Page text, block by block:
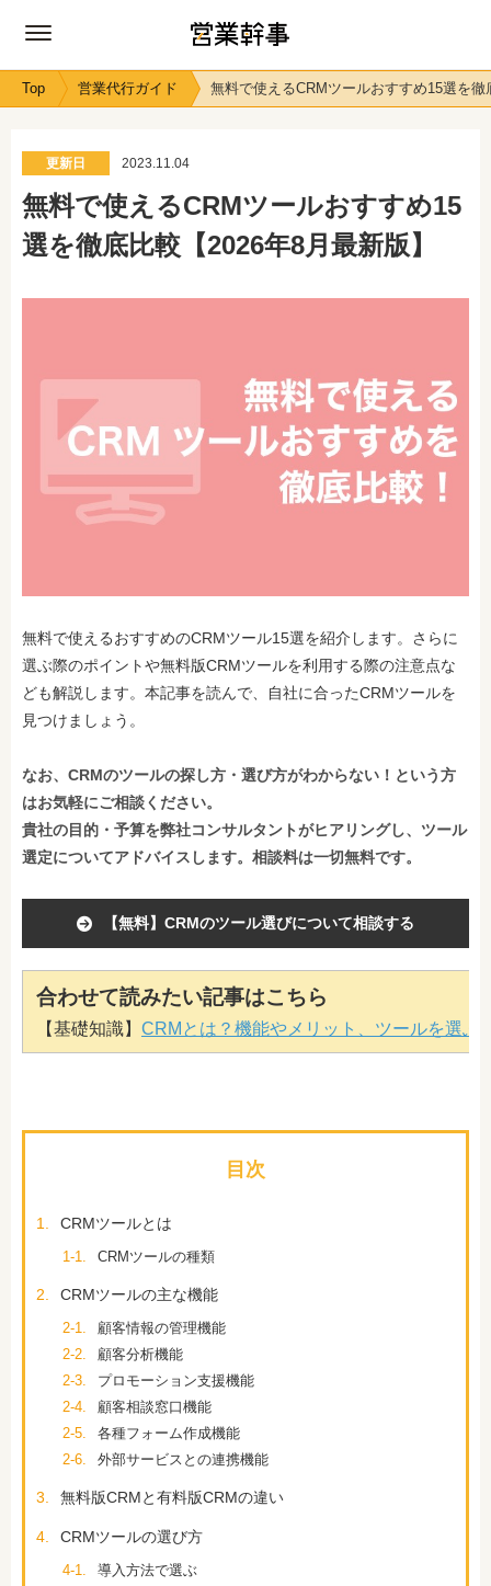
Top 営業代行ガイド 無料で使えるCRMツールおすすめ15選を
更新日 2023.11.04
無料で使えるCRMツールおすすめ15
選を徹底比較【2026年8月最新版】
無料で使えるおすすめのCRMツール15選を紹介します。さらに
選ぶ際のポイントや無料版CRMツールを利用する際の注意点な
ども解説します。本記事を読んで、自社に合ったCRMツールを
見つけましょう。
なお、CRMのツールの探し方・選び方がわからない！という方
はお気軽にご相談ください。
貴社の目的・予算を弊社コンサルタントがヒアリングし、ツール
選定についてアドバイスします。相談料は一切無料です。
【無料】CRMのツール選びについて相談する
合わせて読みたい記事はこちら
【基礎知識】 CRMとは？機能やメリット、ツールを選ぶ
目次
1. CRMツールとは
1-1. CRMツールの種類
2. CRMツールの主な機能
2-1.
顧客情報の管理機能
2-2.
顧客分析機能
2-3.
プロモーション支援機能
2-4.
顧客相談窓口機能
2-5.
各種フォーム作成機能
2-6.
外部サービスとの連携機能
3. 無料版CRMと有料版CRMの違い
4. CRMツールの選び方
4-1.
導入方法で選ぶ